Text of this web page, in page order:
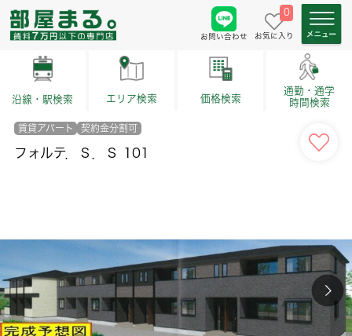
お問い合わせ
0
お気に入り
沿線・駅検索 エリア検索 価格検索
通勤・通学
時間検索
賃貸アパート 契約金分割可
フォルテ．Ｓ．Ｓ 101